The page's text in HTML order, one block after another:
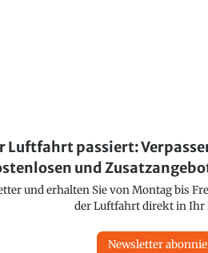
Luftfahrt passiert:
und
und erhalten Sie von Montag bis
der Luftfahrt direkt in Ihr
Newsletter